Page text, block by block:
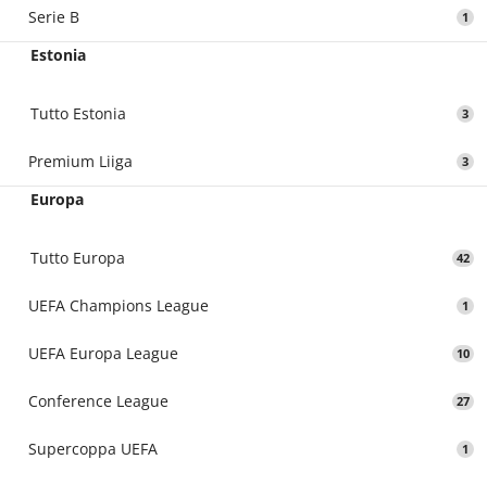
Serie B 1
Estonia
Tutto Estonia 3
Premium Liiga 3
Europa
Tutto Europa 42
UEFA Champions League 1
UEFA Europa League 10
Conference League 27
Supercoppa UEFA 1